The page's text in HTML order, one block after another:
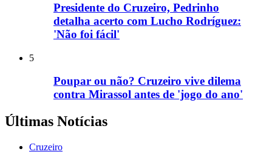
Presidente do Cruzeiro, Pedrinho
detalha acerto com Lucho Rodríguez:
'Não foi fácil'
5
Poupar ou não? Cruzeiro vive dilema
contra Mirassol antes de 'jogo do ano'
Últimas Notícias
Cruzeiro